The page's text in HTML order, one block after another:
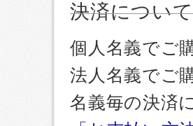
決済について
個人名義でご
法人名義でご
名義毎の決済